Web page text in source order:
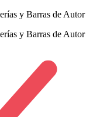
y Barras de Autor
y Barras de Autor